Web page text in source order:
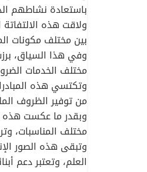
باستعادة نشاطهم
ولاقت هذه
بين مختلف مكونات
وفي هذا السياق،
مختلف الخدمات
من توفير الظروف
وبقدر ما عكست هذه
مختلف المناسبات،
وتبقى هذه الصور
العلم، وتعتبر دعم